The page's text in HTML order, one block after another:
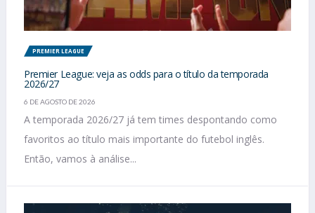
PREMIER LEAGUE
Premier League: veja as odds para o título da temporada
2026/27
6 DE AGOSTO DE 2026
A temporada 2026/27 já tem times despontando como
favoritos ao título mais importante do futebol inglês.
Então, vamos à análise...